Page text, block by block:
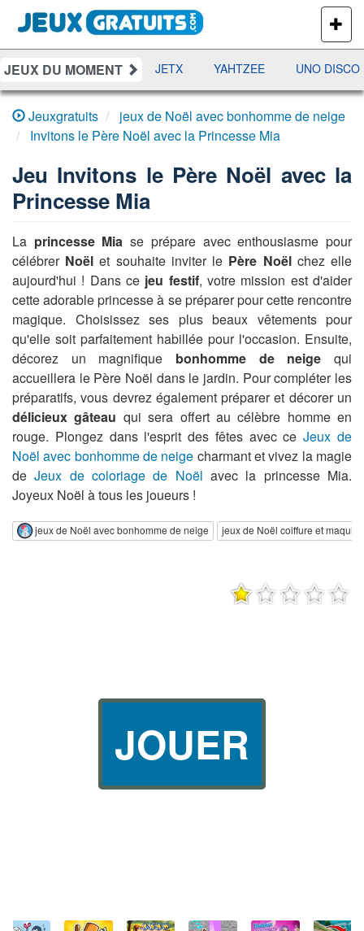
PLUS
DE
JEUX
JEUX DU MOMENT
DAMES RAMI JETX YAHTZEE UNO DISCO
Jeuxgratuits
jeux de Noël avec bonhomme de neige
Invitons le Père Noël avec la Princesse Mia
Jeu Invitons le Père Noël avec la
Princesse Mia
La princesse Mia se prépare avec enthousiasme pour
célébrer Noël et souhaite inviter le Père Noëlchez elle
aujourd'hui ! Dans ce jeu festif, votre mission est d'aider
cette adorable princesse à se préparer pour cette rencontre
magique. Choisissez ses plus beaux vêtements pour
qu'elle soit parfaitement habillée pour l'occasion. Ensuite,
décorez un magnifique bonhomme de neige qui
accueillera le Père Noël dans le jardin. Pour compléter les
préparatifs, vous devrez également préparer et décorer un
délicieux gâteau qui sera offert au célèbre homme en
rouge. Plongez dans l'esprit des fêtes avec ceJeux de
Noël avec bonhomme de neige charmant et vivez la magie
deJeux de coloriage de Noël avec la princesse Mia.
Joyeux Noël à tous les joueurs !
jeux de Noël avec bonhomme de neige jeux de Noël coiffure et
JOUER